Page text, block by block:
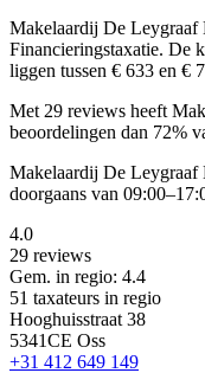
Makelaardij De Leygraaf
Financieringstaxatie. De
liggen tussen € 633 en €
Met 29 reviews heeft
beoordelingen dan 72%
Makelaardij De Leygraaf
doorgaans van
4.0
29 reviews
Gem. in regio: 4.4
51 taxateurs in regio
Hooghuisstraat 38
5341CE Oss
+31 412 649 149